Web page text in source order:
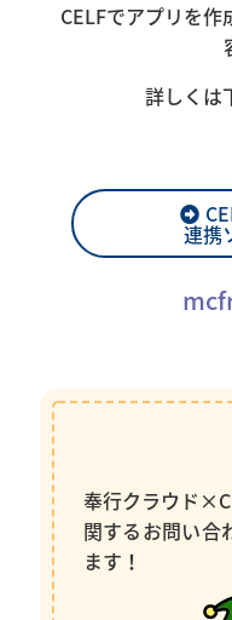
CELFでアプリを
詳しくは
連携
奉行クラウド
関するお問い合
ます！